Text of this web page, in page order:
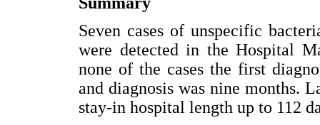
Seven cases of unspecific
were detected in the Hospital
none of the cases the first
and diagnosis was nine months.
stay-in hospital length up to 112